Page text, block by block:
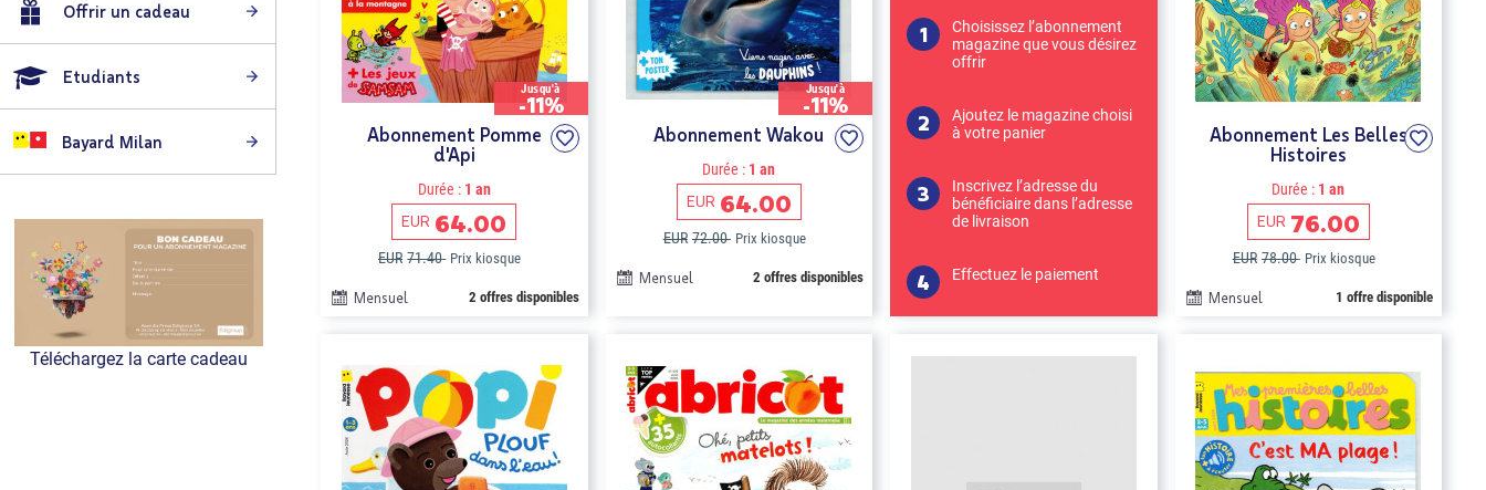
Jusqu'à
-11%
Abonnement Pomme
d'Api
Durée :1 an
EUR 64.00
EUR 71.40 Prix kiosque
Mensuel 2 offres disponibles
Jusqu'à
-11%
Abonnement Wakou
Durée : 1 an
EUR 64.00
EUR 72.00 Prix kiosque
Mensuel 2 offres disponibles
Choisissez l’abonnement
magazine que vous désirez
offrir
Ajoutez le magazine choisi
à votre panier
Inscrivez l’adresse du
bénéficiaire dans l’adresse
de livraison
Effectuez le paiement
Abonnement Les Belles
Histoires
Durée : 1 an
EUR 76.00
EUR 78.00 Prix kiosque
Mensuel 1 offre disponible
Offrir un cadeau
Etudiants
Bayard Milan
Téléchargez la carte cadeau